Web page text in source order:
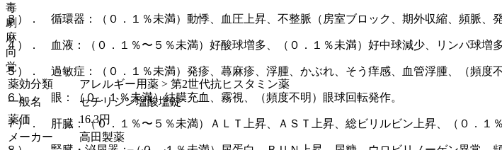
３）． 循環器：（０．１％未満）動悸、血圧上昇、不整脈（房室ブロック、期外収縮、頻脈、
４）． 血液：（０．１％〜５％未満）好酸球増多、（０．１％未満）好中球減少、リンパ球増
５）． 過敏症：（０．１％未満）発疹、蕁麻疹、浮腫、かぶれ、そう痒感、血管浮腫、（頻度不
６）． 眼：（０．１％未満）結膜充血、霧視、（頻度不明）眼球回転発作。
７）． 肝臓：（０．１％〜５％未満）ＡＬＴ上昇、ＡＳＴ上昇、総ビリルビン上昇、（０．１
毒
劇
麻
向
覚
薬効分類
アレルギー用薬 > 第2世代抗ヒスタミン薬
一般名
セチリジン塩酸塩錠
薬価
16.3円
メーカー
高田製薬